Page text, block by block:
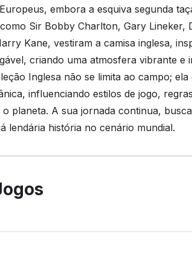
embora a esquiva segunda
Sir Bobby Charlton, Gary Lineker,
Kane, vestiram a camisa inglesa,
criando uma atmosfera vibrante e
Inglesa não se limita ao campo;
influenciando estilos de jogo,
planeta. A sua jornada continua,
lendária história no cenário mundial.